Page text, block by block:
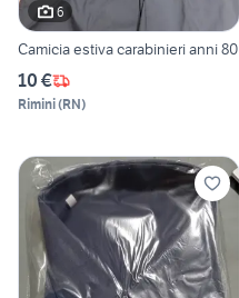
6
Camicia estiva carabinieri anni 80
10 €
Rimini(RN)